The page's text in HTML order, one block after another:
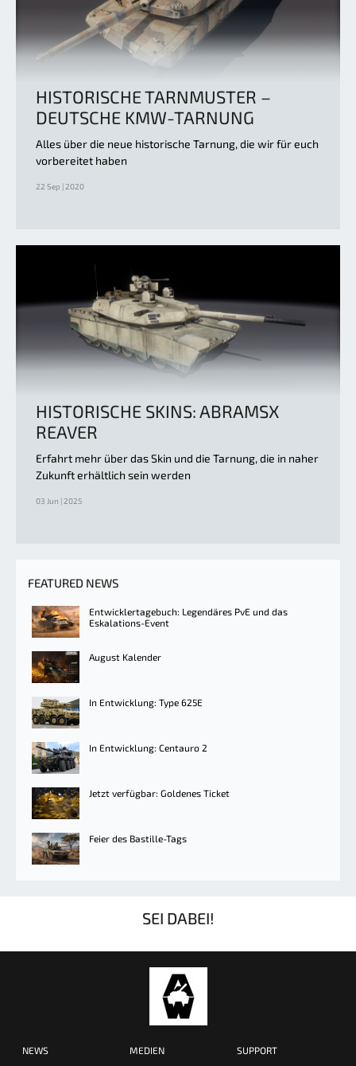
HISTORISCHE TARNMUSTER –
DEUTSCHE KMW-TARNUNG
Alles über die neue historische Tarnung, die wir für euch
vorbereitet haben
22 Sep | 2020
HISTORISCHE SKINS: ABRAMSX
REAVER
Erfahrt mehr über das Skin und die Tarnung, die in naher
Zukunft erhältlich sein werden
03 Jun | 2025
FEATURED NEWS
Entwicklertagebuch: Legendäres PvE und das
Eskalations-Event
August Kalender
In Entwicklung: Type 625E
In Entwicklung: Centauro 2
Jetzt verfügbar: Goldenes Ticket
Feier des Bastille-Tags
SEI DABEI!
NEWS MEDIEN SUPPORT